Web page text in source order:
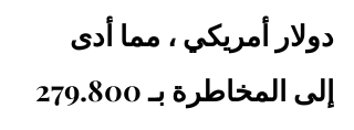
دولار أمريكي ، مما أدى